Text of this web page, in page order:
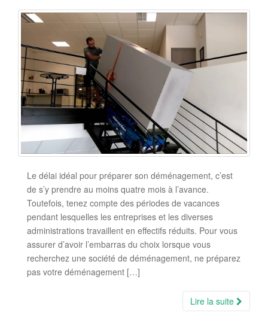
Le délai idéal pour préparer son déménagement, c’est
de s’y prendre au moins quatre mois à l’avance.
Toutefois, tenez compte des périodes de vacances
pendant lesquelles les entreprises et les diverses
administrations travaillent en effectifs réduits. Pour vous
assurer d’avoir l’embarras du choix lorsque vous
recherchez une société de déménagement, ne préparez
pas votre déménagement […]
Lire la suite